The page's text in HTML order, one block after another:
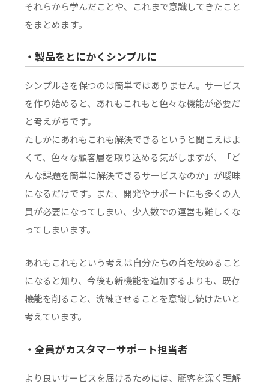
それらから学んだことや、これまで意識してきたこと
をまとめます。
・製品をとにかくシンプルに
シンプルさを保つのは簡単ではありません。サービス
を作り始めると、あれもこれもと色々な機能が必要だ
と考えがちです。
たしかにあれもこれも解決できるというと聞こえはよ
くて、色々な顧客層を取り込める気がしますが、「ど
んな課題を簡単に解決できるサービスなのか」が曖昧
になるだけです。また、開発やサポートにも多くの人
員が必要になってしまい、少人数での運営も難しくな
ってしまいます。
あれもこれもという考えは自分たちの首を絞めること
になると知り、今後も新機能を追加するよりも、既存
機能を削ること、洗練させることを意識し続けたいと
考えています。
・全員がカスタマーサポート担当者
より良いサービスを届けるためには、顧客を深く理解